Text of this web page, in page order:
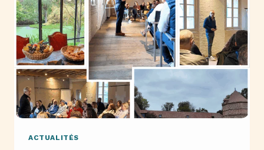
ACTUALITÉS